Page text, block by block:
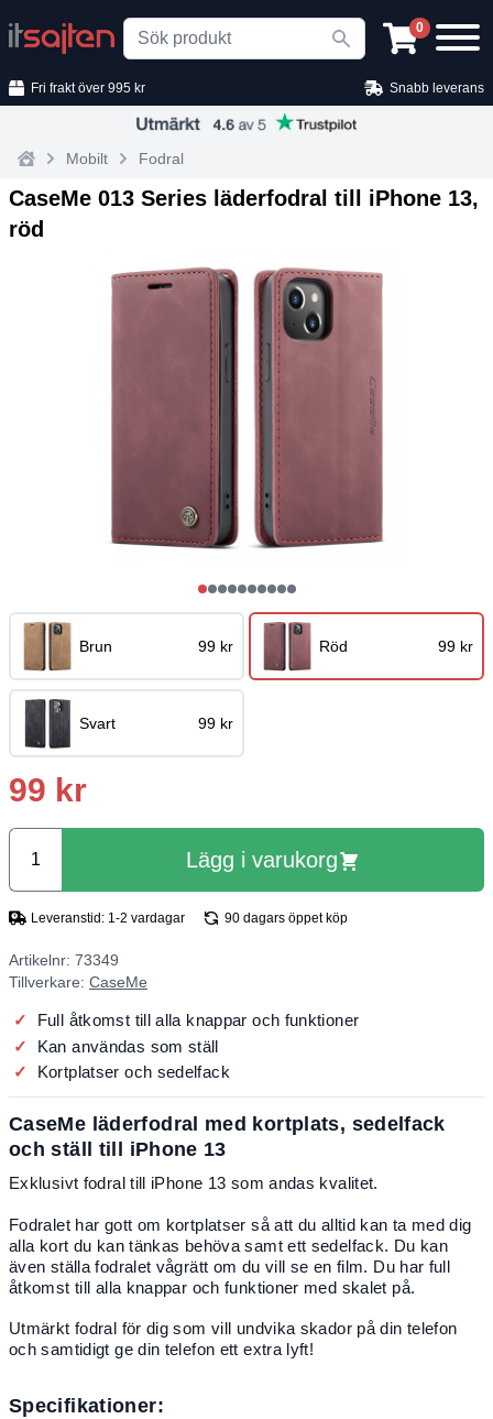
Search 0
Fri frakt över 995 kr Snabb leverans
Mobilt Fodral
CaseMe 013 Series läderfodral till iPhone 13,
röd
Brun 99 kr Röd 99 kr
Svart 99 kr
99 kr
Lägg i varukorg
Leveranstid: 1-2 vardagar 90 dagars öppet köp
Artikelnr: 73349
Tillverkare: CaseMe
Full åtkomst till alla knappar och funktioner
Kan användas som ställ
Kortplatser och sedelfack
CaseMe läderfodral med kortplats, sedelfack
och ställ till iPhone 13
Exklusivt fodral till iPhone 13 som andas kvalitet.
Fodralet har gott om kortplatser så att du alltid kan ta med dig
alla kort du kan tänkas behöva samt ett sedelfack. Du kan
även ställa fodralet vågrätt om du vill se en film. Du har full
åtkomst till alla knappar och funktioner med skalet på.
Utmärkt fodral för dig som vill undvika skador på din telefon
och samtidigt ge din telefon ett extra lyft!
Specifikationer: